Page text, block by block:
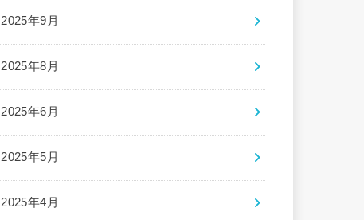
2025年9月
2025年8月
2025年6月
2025年5月
2025年4月